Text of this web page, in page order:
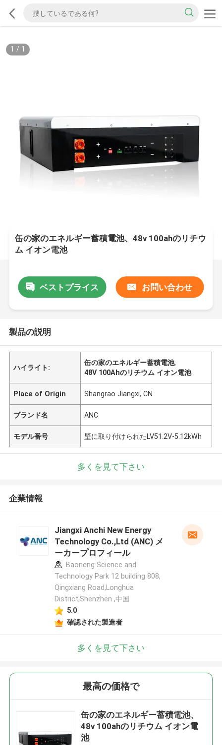
1 / 1
缶の家のエネルギー蓄積電池、48v 100ahのリチウ
ム イオン電池
ベストプライス お問い合わせ
製品の説明
ハイライト:
缶の家のエネルギー蓄積電池,
48V 100Ahのリチウム イオン電池
Place of Origin Shangrao Jiangxi, CN
ブランド名 ANC
モデル番号 壁に取り付けられたLV51.2V-5.12kWh
多くを見て下さい
企業情報
Jiangxi Anchi New Energy
Technology Co.,Ltd (ANC) メ
ーカープロフィール
Baoneng Science and
Technology Park 12 building 808,
Qingxiang Road,Longhua
District,Shenzhen ,中国
5.0
確認された製造者
多くを見て下さい
最高の価格で
缶の家のエネルギー蓄積電池、
48v 100ahのリチウム イオン電
池